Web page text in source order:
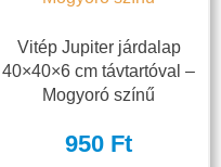
Vitép Jupiter járdalap
40×40×6 cm távtartóval –
Mogyoró színű
950 Ft